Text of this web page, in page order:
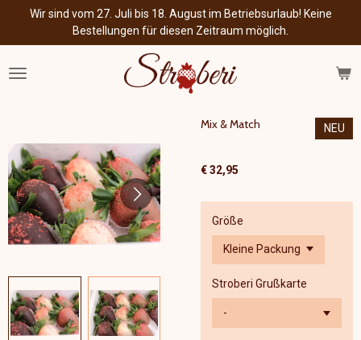
Zum
springen
Wir sind vom 27. Juli bis 18. August im Betriebsurlaub! Keine
Bestellungen für diesen Zeitraum möglich.
Mix & Match NEU
€ 32,95
Größe
Stroberi Grußkarte